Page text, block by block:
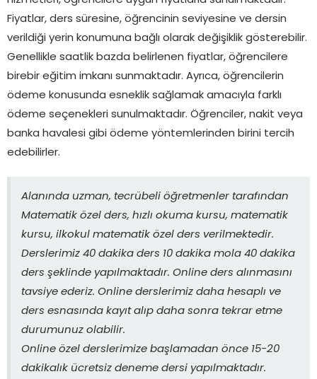
Fiyatlar, ders süresine, öğrencinin seviyesine ve dersin
verildiği yerin konumuna bağlı olarak değişiklik gösterebilir.
Genellikle saatlik bazda belirlenen fiyatlar, öğrencilere
birebir eğitim imkanı sunmaktadır. Ayrıca, öğrencilerin
ödeme konusunda esneklik sağlamak amacıyla farklı
ödeme seçenekleri sunulmaktadır. Öğrenciler, nakit veya
banka havalesi gibi ödeme yöntemlerinden birini tercih
edebilirler.
Alanında uzman, tecrübeli öğretmenler tarafından
Matematik özel ders, hızlı okuma kursu, matematik
kursu, ilkokul matematik özel ders verilmektedir.
Derslerimiz 40 dakika ders 10 dakika mola 40 dakika
ders şeklinde yapılmaktadır. Online ders alınmasını
tavsiye ederiz. Online derslerimiz daha hesaplı ve
ders esnasında kayıt alıp daha sonra tekrar etme
durumunuz olabilir.
Online özel derslerimize başlamadan önce 15-20
dakikalık ücretsiz deneme dersi yapılmaktadır.